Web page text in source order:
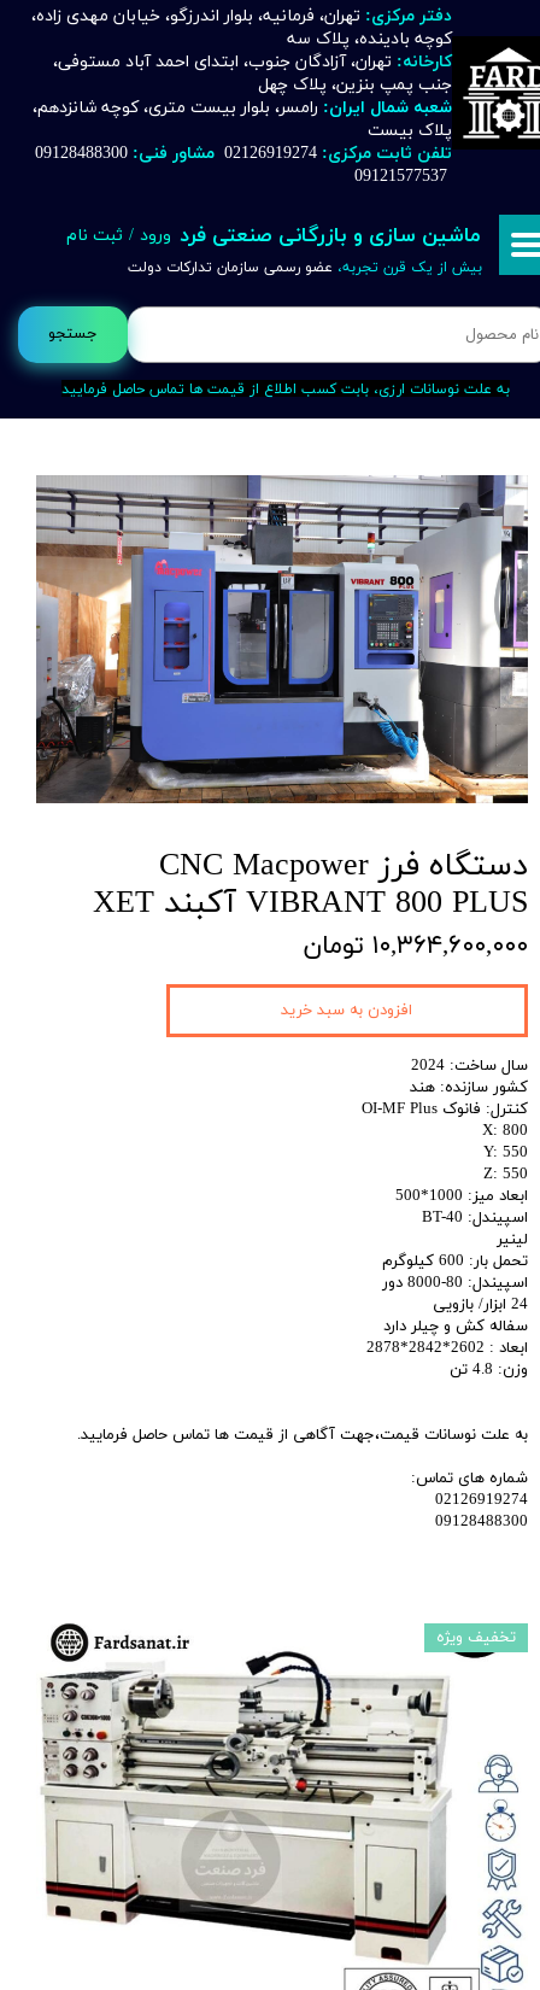
جستجو
دفتر مرکزی: تهران، فرمانیه، بلوار اندرزگو، خیابان مهدی زاده،
کوچه بادینده، پلاک سه
کارخانه: تهران، آزادگان جنوب، ابتدای احمد آباد مستوفی،
جنب پمپ بنزین، پلاک چهل
شعبه شمال ایران: رامسر، بلوار بیست متری، کوچه شانزدهم،
پلاک بیست
تلفن ثابت مرکزی: 02126919274 مشاور فنی:
09121577537
ماشین سازی و بازرگانی صنعتی فرد
بیش از یک قرن تجربه، عضو رسمی سازمان تدارکات دولت
ورود / ثبت نام
حساب کاربری من
تغییر گذر واژه
خروج از حساب کاربری
به علت نوسانات ارزی، بابت کسب اطلاع از قیمت ها تماس حاصل فرمایید
دستگاه فرز CNC Macpower
VIBRANT 800 PLUS آکبند XET
۱۰,۳۶۴,۶۰۰,۰۰۰ تومان
سال ساخت: 2024
کشور سازنده: هند
کنترل: فانوک OI-MF Plus
X: 800
Y: 550
Z: 550
ابعاد میز: 1000*500
اسپیندل: BT-40
لینیر
تحمل بار: 600 کیلوگرم
اسپیندل: 80-8000 دور
24 ابزار/ بازویی
سفاله کش و چیلر دارد
ابعاد : 2602*2842*2878
وزن: 4.8 تن
به علت نوسانات قیمت،جهت آگاهی از قیمت ها تماس حاصل فرمایید.
شماره های تماس:
02126919274
09128488300
افزودن به سبد خرید
تخفیف ویژه